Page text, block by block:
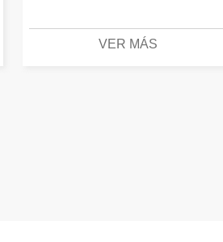
VER MÁS